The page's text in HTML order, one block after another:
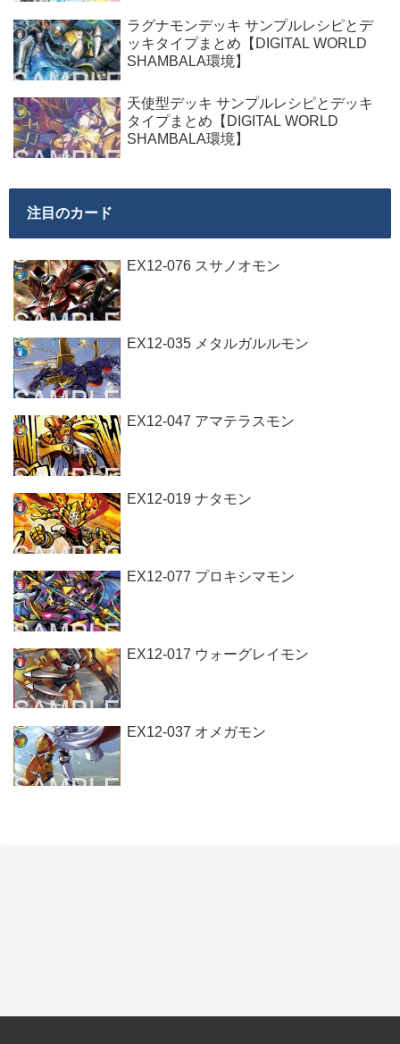
ラグナモンデッキ サンプルレシピとデ
ッキタイプまとめ【DIGITAL WORLD
SHAMBALA環境】
天使型デッキ サンプルレシピとデッキ
タイプまとめ【DIGITAL WORLD
SHAMBALA環境】
注目のカード
EX12-076 スサノオモン
EX12-035 メタルガルルモン
EX12-047 アマテラスモン
EX12-019 ナタモン
EX12-077 プロキシマモン
EX12-017 ウォーグレイモン
EX12-037 オメガモン